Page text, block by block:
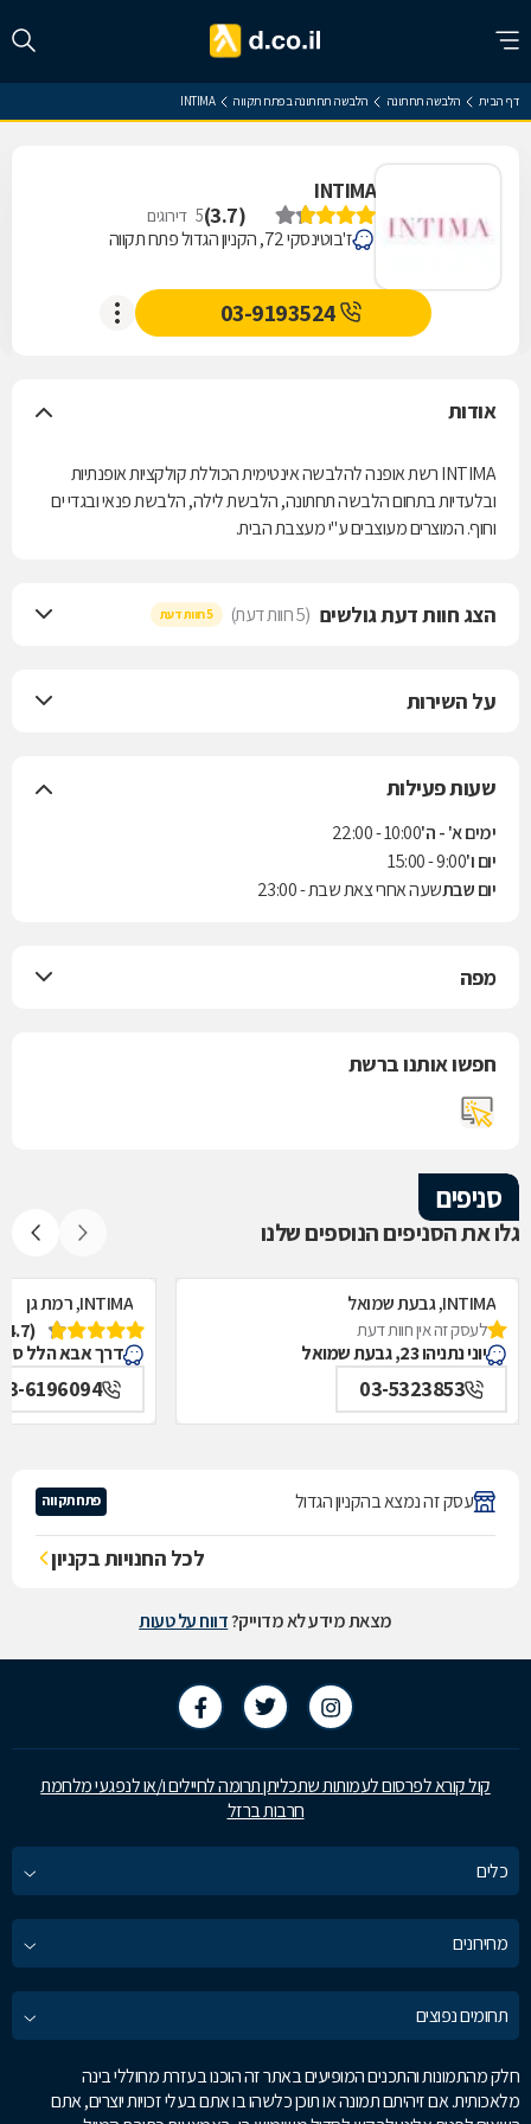
דף הבית הלבשה תחתונה הלבשה תחתונה בפתח תקווה INTIMA
INTIMA
(
3.7
)
5 דירוגים
ז'בוטינסקי 72, הקניון הגדול פתח תקווה
03-9193524
אודות
INTIMA רשת אופנה להלבשה אינטימית הכוללת קולקציות אופנתיות
ובלעדיות בתחום הלבשה תחתונה, הלבשת לילה, הלבשת פנאי ובגדי ים
וחוף. המוצרים מעוצבים ע"י מעצבת הבית.
הצג חוות דעת גולשים (5 חוות דעת) 5 חוות דעת
על השירות
שעות פעילות
ימים א' - ה'10:00 - 22:00
יום ו'9:00 - 15:00
יום שבתשעה אחרי צאת שבת - 23:00
מפה
חפשו אותנו ברשת
סניפים
גלו את הסניפים הנוספים שלנו
INTIMA, גבעת שמואל
לעסק זה אין חוות דעת
יוני נתניהו 23, גבעת שמואל
03-5323853
INTIMA, רמת גן
(4.7)
דרך אבא הלל סילבר 301,
6196094
עסק זה נמצא בהקניון הגדול פתח תקווה
לכל החנויות בקניון
מצאת מידע לא מדוייק?דווח על טעות
קול קורא לפרסום לעמותות שתכליתן תרומה לחיילים ו/או לנפגעי מלחמת
חרבות ברזל
כלים
מחירונים
תחומים נפוצים
חלק מהתמונות והתכנים המופיעים באתר זה הוכנו בעזרת מחוללי בינה
מלאכותית. אם זיהיתם תמונה או תוכן כלשהו בו אתם בעלי זכויות יוצרים, אתם